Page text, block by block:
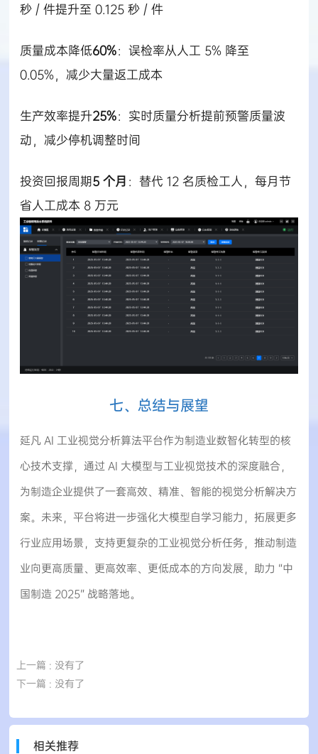
秒 / 件提升至 0.125 秒 / 件
质量成本降低60%：误检率从人工 5% 降至
0.05%，减少大量返工成本
生产效率提升25%：实时质量分析提前预警质量波
动，减少停机调整时间
投资回报周期5 个月 ：替代 12 名质检工人，每月节
省人工成本 8 万元
七、总结与展望
延凡 AI 工业视觉分析算法平台作为制造业数智化转型的核
心技术支撑，通过 AI 大模型与工业视觉技术的深度融合，
为制造企业提供了一套高效、精准、智能的视觉分析解决方
案。未来，平台将进一步强化大模型自学习能力，拓展更多
行业应用场景，支持更复杂的工业视觉分析任务，推动制造
业向更高质量、更高效率、更低成本的方向发展，助力 “中
国制造 2025” 战略落地。
上一篇 : 没有了
下一篇 : 没有了
相关推荐